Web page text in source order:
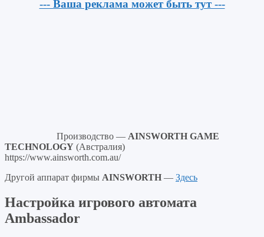
--- Ваша реклама может быть тут ---
Производство — AINSWORTH GAME
TECHNOLOGY (Австралия)
https://www.ainsworth.com.au/
Другой аппарат фирмы AINSWORTH — Здесь
Настройка игрового автомата
Ambassador